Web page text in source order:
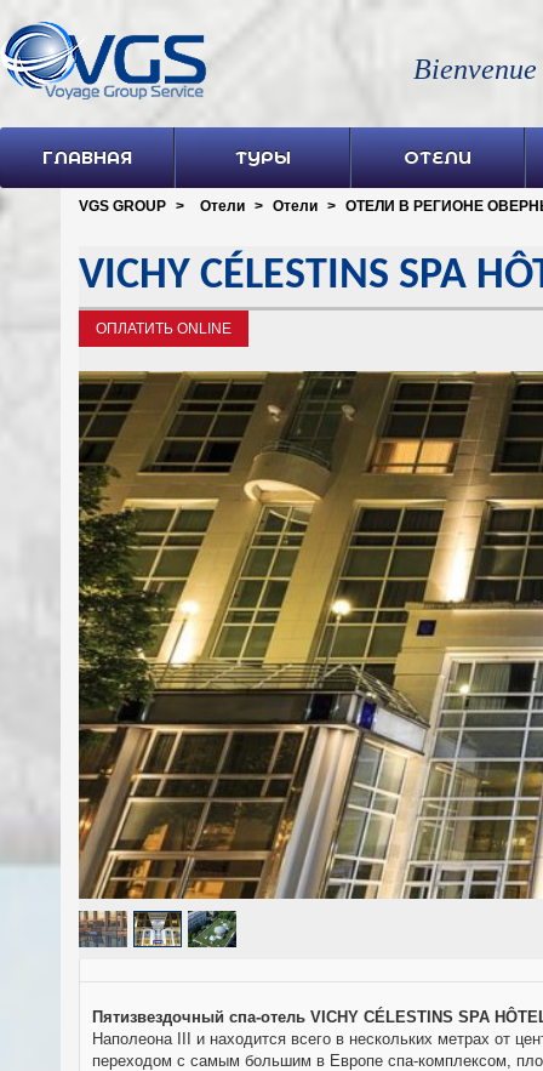
ГЛАВНАЯ ТУРЫ ОТЕЛИ
VGS GROUP > Отели > Отели > ОТЕЛИ В РЕГИОНЕ
VICHY CÉLESTINS SPA
ОПЛАТИТЬ ONLINE
Пятизвездочный спа-отель VICHY CÉLESTINS SPA
Наполеона III и находится всего в нескольких метрах от
переходом с самым большим в Европе спа-комплексом,